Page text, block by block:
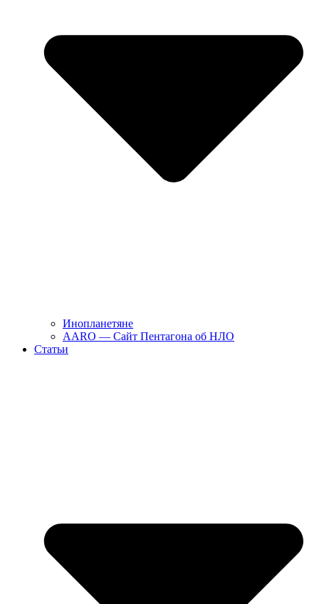
Инопланетяне
AARO — Сайт Пентагона об НЛО
Статьи